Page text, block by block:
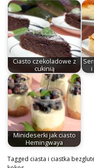
Ciasto czekoladowe z
cukinią
i
Minideserki jak ciasto
Hemingwaya
Tagged ciasta i ciastka